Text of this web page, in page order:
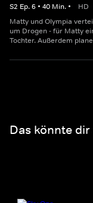
S2 Ep.6 • 40 Min. • HD
Matty und Olympia
um Drogen - für Matty
Tochter. Außerdem
Das könnte